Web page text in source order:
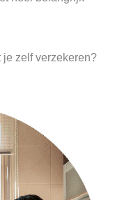
je zelf verzekeren?